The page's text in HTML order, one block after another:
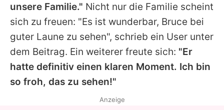
unsere Familie." Nicht nur die Familie scheint
sich zu freuen: "Es ist wunderbar, Bruce bei
guter Laune zu sehen", schrieb ein User unter
dem Beitrag. Ein weiterer freute sich: "Er
hatte definitiv einen klaren Moment. Ich bin
so froh, das zu sehen!"
Anzeige